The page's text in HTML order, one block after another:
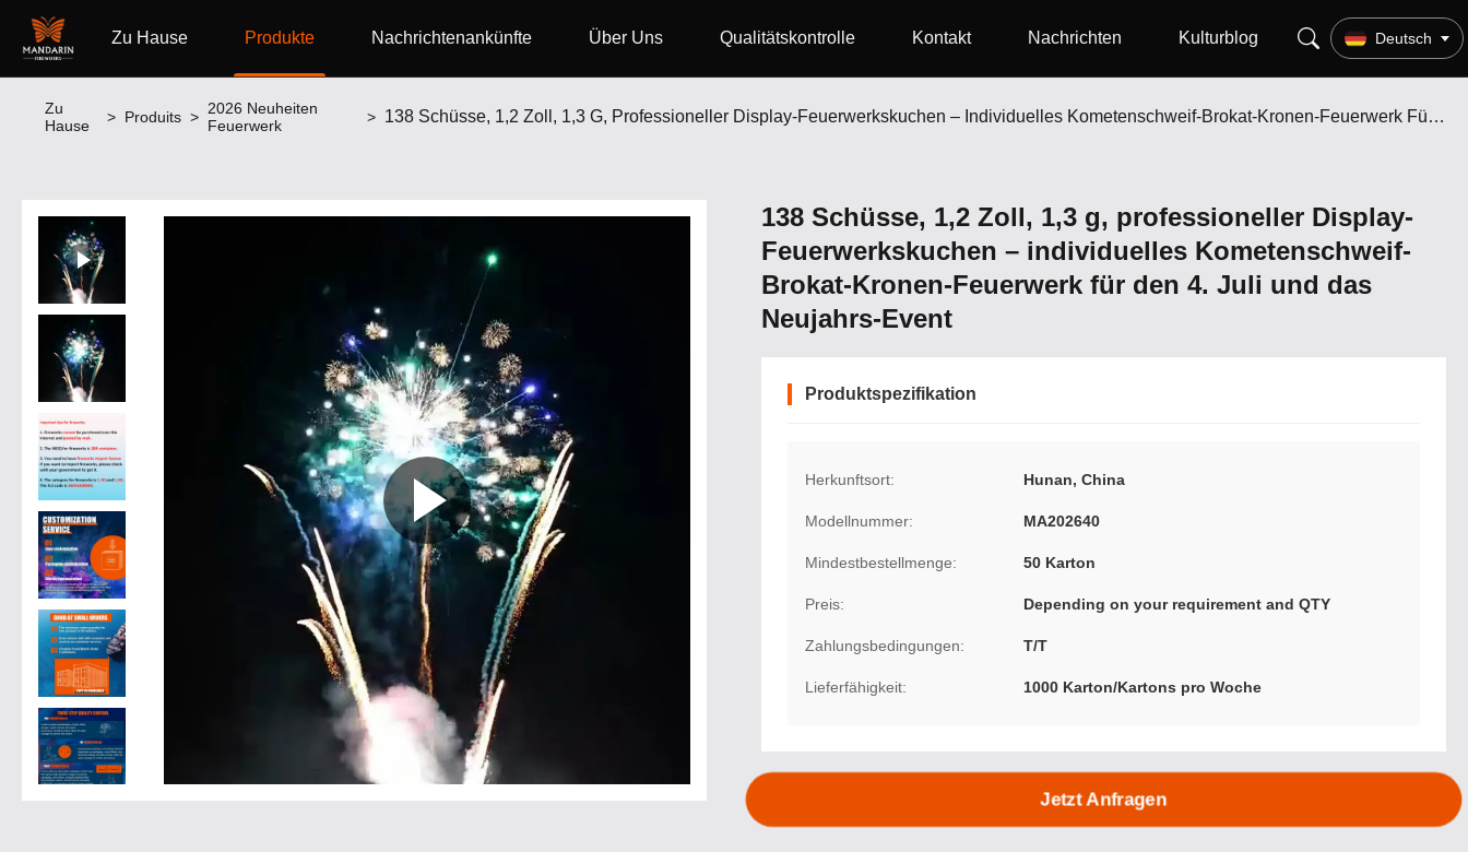
Zu Hause Produkte Nachrichtenankünfte Über Uns Qualitätskontrolle Kontakt Nachrichten Kulturblog Deutsch
Zu
Hause
> Produits > 2026 Neuheiten
Feuerwerk
> 138 Schüsse, 1,2 Zoll, 1,3 G, Professioneller Display-Feuerwerkskuchen – Individuelles Kometenschweif-Brokat-Kronen-Feuerwerk Für Den 4. Juli Und Das Neujahrs-Event
138 Schüsse, 1,2 Zoll, 1,3 g, professioneller Display-
Feuerwerkskuchen – individuelles Kometenschweif-
Brokat-Kronen-Feuerwerk für den 4. Juli und das
Neujahrs-Event
Produktspezifikation
Herkunftsort: Hunan, China
Modellnummer: MA202640
Mindestbestellmenge: 50 Karton
Preis: Depending on your requirement and QTY
Zahlungsbedingungen: T/T
Lieferfähigkeit: 1000 Karton/Kartons pro Woche
Jetzt Anfragen